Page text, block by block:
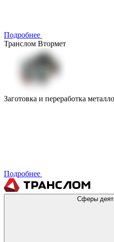
Подробнее
Транслом Втормет
Заготовка и переработка
Подробнее
Сферы